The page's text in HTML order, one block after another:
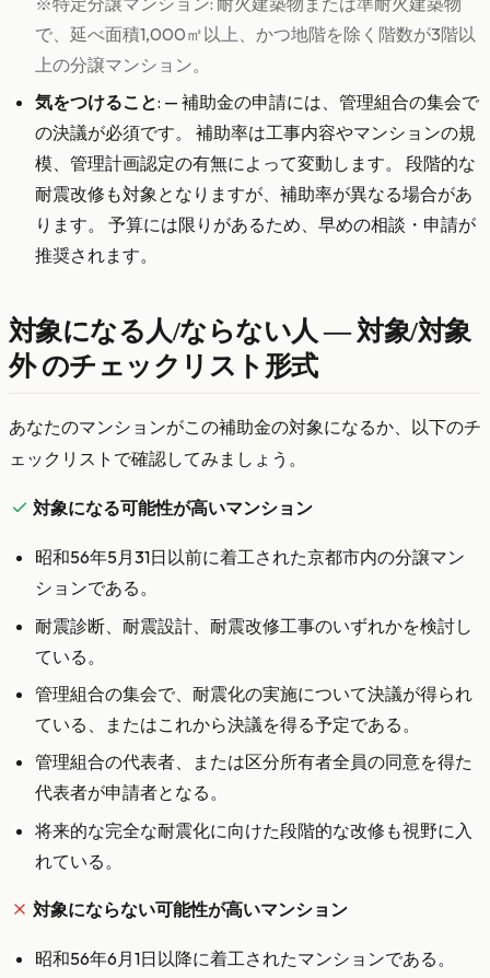
で、延べ面積1,000㎡以上、かつ地階を除く階数が3階以
上の分譲マンション。
気をつけること: — 補助金の申請には、管理組合の集会で
の決議が必須です。 補助率は工事内容やマンションの規
模、管理計画認定の有無によって変動します。 段階的な
耐震改修も対象となりますが、補助率が異なる場合があ
ります。 予算には限りがあるため、早めの相談・申請が
推奨されます。
対象になる人/ならない人 — 対象/対象
外 のチェックリスト形式
あなたのマンションがこの補助金の対象になるか、以下のチ
ェックリストで確認してみましょう。
対象になる可能性が高いマンション
昭和56年5月31日以前に着工された京都市内の分譲マン
ションである。
耐震診断、耐震設計、耐震改修工事のいずれかを検討し
ている。
管理組合の集会で、耐震化の実施について決議が得られ
ている、またはこれから決議を得る予定である。
管理組合の代表者、または区分所有者全員の同意を得た
代表者が申請者となる。
将来的な完全な耐震化に向けた段階的な改修も視野に入
れている。
対象にならない可能性が高いマンション
昭和56年6月1日以降に着工されたマンションである。